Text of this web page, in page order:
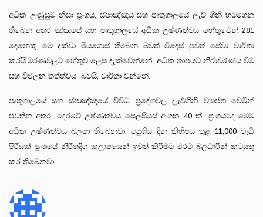
අධික උණුසුම නිසා ප්‍රංශය, ස්පාඤ්ඤය සහ පෘතුගාලයේ ලැව් ගිනි හටගෙන
තිබෙන අතර ඤ්ඤයේ සහ පෘතුගාලයේ අධික උෂ්ණත්වය හේතුවෙන් 281
දෙනෙකු මේ දක්වා මියගොස් තිබෙන බවත් විදෙස් පුවත් සේවා වාර්තා
කරයි.මරණවලට හේතුව ලෙස දැක්වෙන්නේ, අධික තාපයට නිරාවරණය වීම
සහ විජලන තත්ත්වය බවයි, වාර්තා වන්නේ.
පෘතුගාලයේ සහ ස්පාඤ්ඤයේ විවිධ ප්‍රදේශවල ලැව්ගිනි ව්‍යාප්ත වෙමින්
පවතින අතර, දෙරටේ උෂ්ණත්වය සෙල්සියස් අංශක 40 ක්. ප්‍රංශයටද මෙම
අධික උෂ්ණත්වය බලපා තිබෙනවා. පසුගිය දින කිහිපය තුළ 11,000 වැඩි
පිරිසක් ප්‍රංශයේ නිරිතදිග කලාපයෙන් ඉවත් කිරීමට එරට බලධාරීන් කටයුතු
කර තිබෙනවා.